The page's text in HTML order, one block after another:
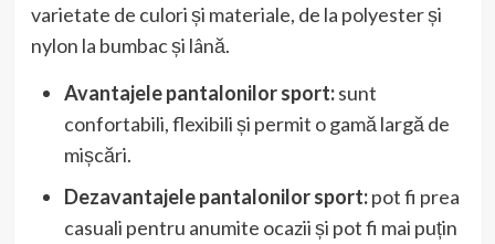
varietate de culori și materiale, de la polyester și
nylon la bumbac și lână.
Avantajele pantalonilor sport:sunt
confortabili, flexibili și permit o gamă largă de
mișcări.
Dezavantajele pantalonilor sport:pot fi prea
casuali pentru anumite ocazii și pot fi mai puțin